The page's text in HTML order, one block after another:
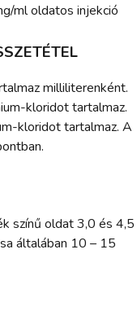
ml oldatos injekció
milliliterenként.
kloridot tartalmaz.
kloridot tartalmaz. A
színű oldat 3,0 és 4,5
általában 10 – 15